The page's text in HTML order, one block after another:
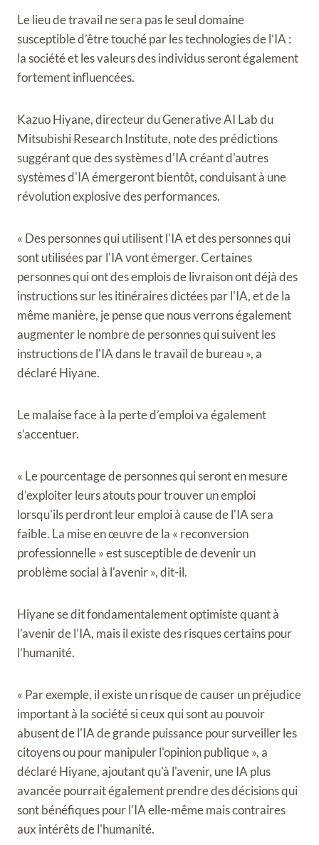
Le lieu de travail ne sera pas le seul domaine
susceptible d’être touché par les technologies de l’IA :
la société et les valeurs des individus seront également
fortement influencées.
Kazuo Hiyane, directeur du Generative AI Lab du
Mitsubishi Research Institute, note des prédictions
suggérant que des systèmes d'IA créant d'autres
systèmes d'IA émergeront bientôt, conduisant à une
révolution explosive des performances.
« Des personnes qui utilisent l'IA et des personnes qui
sont utilisées par l'IA vont émerger. Certaines
personnes qui ont des emplois de livraison ont déjà des
instructions sur les itinéraires dictées par l'IA, et de la
même manière, je pense que nous verrons également
augmenter le nombre de personnes qui suivent les
instructions de l'IA dans le travail de bureau », a
déclaré Hiyane.
Le malaise face à la perte d’emploi va également
s’accentuer.
« Le pourcentage de personnes qui seront en mesure
d'exploiter leurs atouts pour trouver un emploi
lorsqu'ils perdront leur emploi à cause de l'IA sera
faible. La mise en œuvre de la « reconversion
professionnelle » est susceptible de devenir un
problème social à l'avenir », dit-il.
Hiyane se dit fondamentalement optimiste quant à
l’avenir de l’IA, mais il existe des risques certains pour
l’humanité.
« Par exemple, il existe un risque de causer un préjudice
important à la société si ceux qui sont au pouvoir
abusent de l'IA de grande puissance pour surveiller les
citoyens ou pour manipuler l'opinion publique », a
déclaré Hiyane, ajoutant qu'à l'avenir, une IA plus
avancée pourrait également prendre des décisions qui
sont bénéfiques pour l'IA elle-même mais contraires
aux intérêts de l'humanité.